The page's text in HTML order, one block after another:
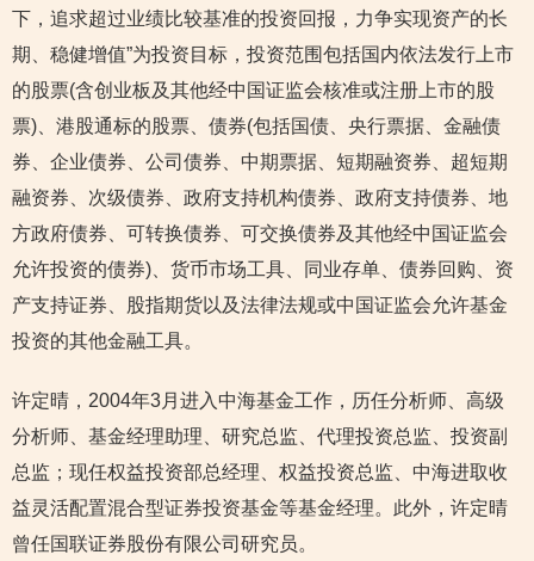
下，追求超过业绩比较基准的投资回报，力争实现资产的长
期、稳健增值”为投资目标，投资范围包括国内依法发行上市
的股票(含创业板及其他经中国证监会核准或注册上市的股
票)、港股通标的股票、债券(包括国债、央行票据、金融债
券、企业债券、公司债券、中期票据、短期融资券、超短期
融资券、次级债券、政府支持机构债券、政府支持债券、地
方政府债券、可转换债券、可交换债券及其他经中国证监会
允许投资的债券)、货币市场工具、同业存单、债券回购、资
产支持证券、股指期货以及法律法规或中国证监会允许基金
投资的其他金融工具。
许定晴，2004年3月进入中海基金工作，历任分析师、高级
分析师、基金经理助理、研究总监、代理投资总监、投资副
总监；现任权益投资部总经理、权益投资总监、中海进取收
益灵活配置混合型证券投资基金等基金经理。此外，许定晴
曾任国联证券股份有限公司研究员。